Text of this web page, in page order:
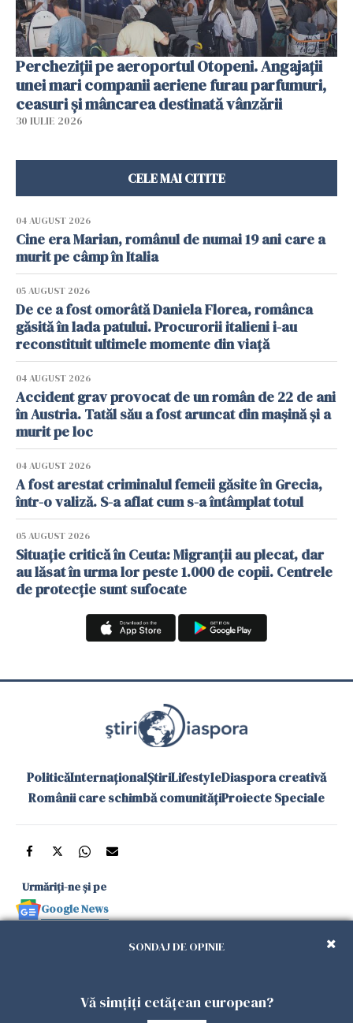
Percheziții pe aeroportul Otopeni. Angajații
unei mari companii aeriene furau parfumuri,
ceasuri și mâncarea destinată vânzării
30 IULIE 2026
CELE MAI CITITE
04 AUGUST 2026
Cine era Marian, românul de numai 19 ani care a
murit pe câmp în Italia
05 AUGUST 2026
De ce a fost omorâtă Daniela Florea, românca
găsită în lada patului. Procurorii italieni i-au
reconstituit ultimele momente din viață
04 AUGUST 2026
Accident grav provocat de un român de 22 de ani
în Austria. Tatăl său a fost aruncat din mașină și a
murit pe loc
04 AUGUST 2026
A fost arestat criminalul femeii găsite în Grecia,
într-o valiză. S-a aflat cum s-a întâmplat totul
05 AUGUST 2026
Situație critică în Ceuta: Migranții au plecat, dar
au lăsat în urma lor peste 1.000 de copii. Centrele
de protecție sunt sufocate
PoliticăInternaționalȘtiriLifestyleDiaspora creativă
Românii care schimbă comunitățiProiecte Speciale
Urmăriți-ne și pe
Google News
Politica de
Politica
Cookies
Gestionați
preferințele
Declarație de
SONDAJ DE OPINIE
Vă simțiți cetățean european?